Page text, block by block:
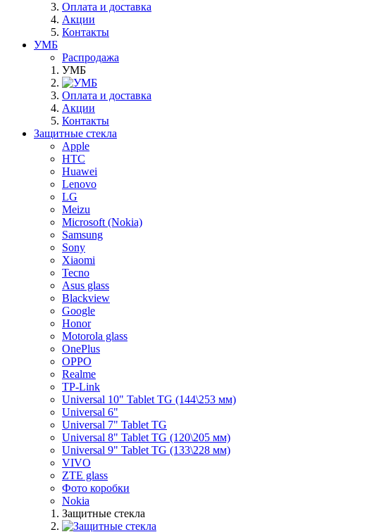
Оплата и доставка
Акции
Контакты
УМБ
Распродажа
УМБ
Оплата и доставка
Акции
Контакты
Защитные стекла
Apple
HTC
Huawei
Lenovo
LG
Meizu
Microsoft (Nokia)
Samsung
Sony
Xiaomi
Tecno
Asus glass
Blackview
Google
Honor
Motorola glass
OnePlus
OPPO
Realme
TP-Link
Universal 10" Tablet TG (144\253 мм)
Universal 6"
Universal 7" Tablet TG
Universal 8" Tablet TG (120\205 мм)
Universal 9" Tablet TG (133\228 мм)
VIVO
ZTE glass
Фото коробки
Nokia
Защитные стекла